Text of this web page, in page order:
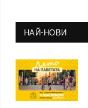
НАЙ-НОВИ